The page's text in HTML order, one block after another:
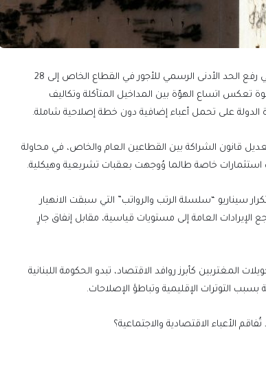
– في خضم أزمة اقتصادية حادة، أقرّ مجلس الوزراء اللبناني رفع الحد الأدنى الرسمي للأجور في القطاع الخاص إلى 28
في خطوة تعكس اتساع الهوّة بين المداخيل المتآكلة وتكاليف
الدولة على تحمل أعباء إضافية دون خطة إصلاحية شاملة.
قانون الشراكة بين القطاعين العام والخاص، في محاولة
استثمارات خاصة طالما وُوجهت بعقبات تشريعية وهيكلية.
سيناريو “سلسلة الرتب والرواتب” التي سبقت الانهيار
وتراجع الإيرادات العامة إلى مستويات قياسية، مقابل إنفاق جارٍ
المغتربين كأبرز روافد الاقتصاد، تبدو الحكومة اللبنانية
التوترات الإقليمية وتباطؤ الإصلاحات.
الأعباء الاقتصادية والاجتماعية؟